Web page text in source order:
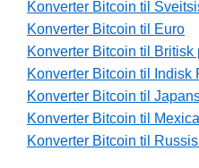
Konverter Bitcoin til
Konverter Bitcoin til Euro
Konverter Bitcoin til Britisk
Konverter Bitcoin til Indisk
Konverter Bitcoin til
Konverter Bitcoin til
Konverter Bitcoin til